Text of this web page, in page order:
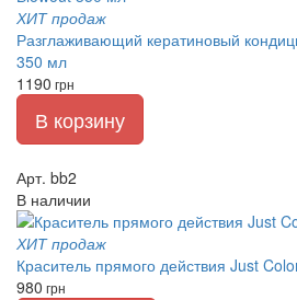
ХИТ продаж
Разглаживающий кератиновый
350 мл
1190 грн
В корзину
Арт. bb2
В наличии
ХИТ продаж
Краситель прямого действия Just
980 грн